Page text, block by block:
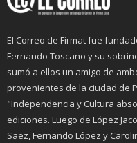
El Correo de Firmat fue
Fernando Toscano y su
sumó a ellos un amigo de
provenientes de la ciudad de
"Independencia y Cultura
ediciones. Luego de López
Saez, Fernando López y